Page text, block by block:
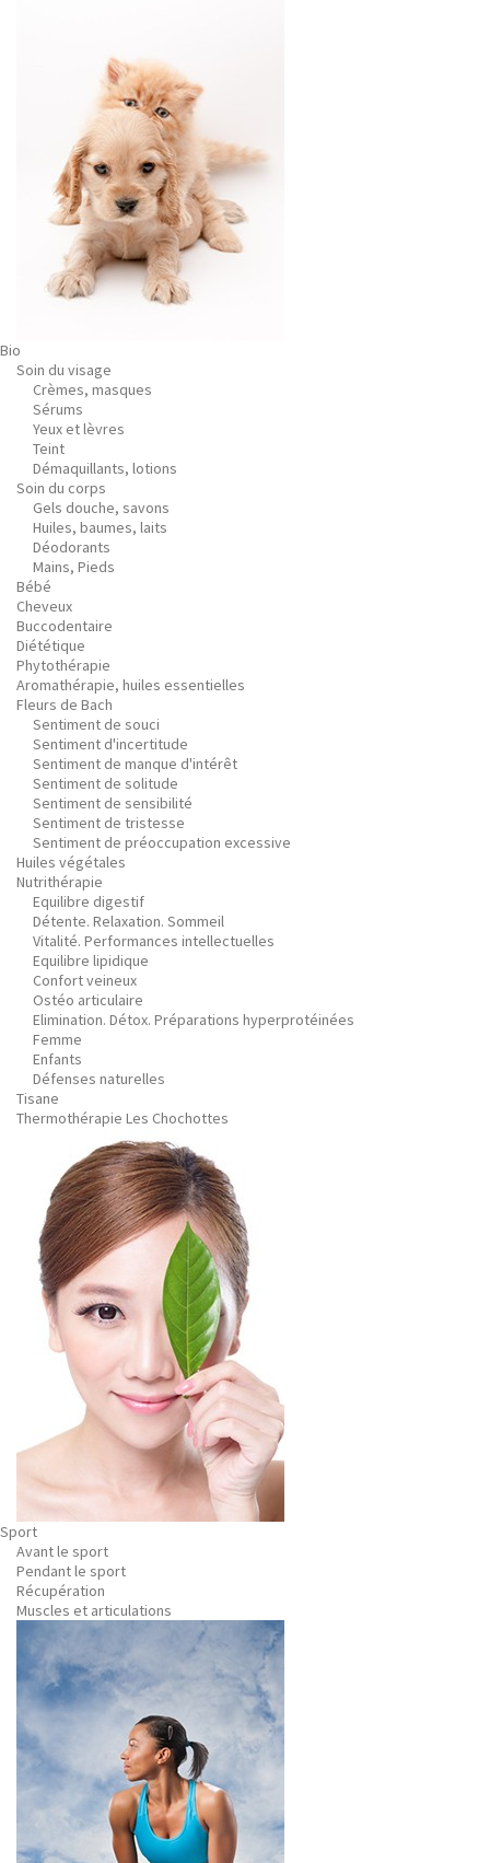
Bio
Soin du visage
Crèmes, masques
Sérums
Yeux et lèvres
Teint
Démaquillants, lotions
Soin du corps
Gels douche, savons
Huiles, baumes, laits
Déodorants
Mains, Pieds
Bébé
Cheveux
Buccodentaire
Diététique
Phytothérapie
Aromathérapie, huiles essentielles
Fleurs de Bach
Sentiment de souci
Sentiment d'incertitude
Sentiment de manque d'intérêt
Sentiment de solitude
Sentiment de sensibilité
Sentiment de tristesse
Sentiment de préoccupation excessive
Huiles végétales
Nutrithérapie
Equilibre digestif
Détente. Relaxation. Sommeil
Vitalité. Performances intellectuelles
Equilibre lipidique
Confort veineux
Ostéo articulaire
Elimination. Détox. Préparations hyperprotéinées
Femme
Enfants
Défenses naturelles
Tisane
Thermothérapie Les Chochottes
Sport
Avant le sport
Pendant le sport
Récupération
Muscles et articulations